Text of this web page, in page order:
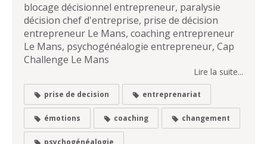
blocage décisionnel entrepreneur, paralysie
décision chef d'entreprise, prise de décision
entrepreneur Le Mans, coaching entrepreneur
Le Mans, psychogénéalogie entrepreneur, Cap
Challenge Le Mans
Lire la suite...
prise de decision entreprenariat
émotions coaching changement